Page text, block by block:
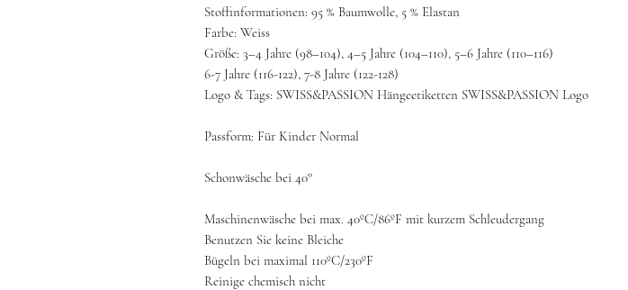
Stoffinformationen: 95 % Baumwolle, 5 % Elastan
Farbe: Weiss
Größe: 3–4 Jahre (98–104), 4–5 Jahre (104–110), 5–6 Jahre (110–116)
6-7 Jahre (116-122), 7-8 Jahre (122-128)
Logo & Tags: SWISS&PASSION Hängeetiketten SWISS&PASSION Logo
Passform: Für Kinder Normal
Schonwäsche bei 40°
Maschinenwäsche bei max. 40ºC/86ºF mit kurzem Schleudergang
Benutzen Sie keine Bleiche
Bügeln bei maximal 110ºC/230ºF
Reinige chemisch nicht